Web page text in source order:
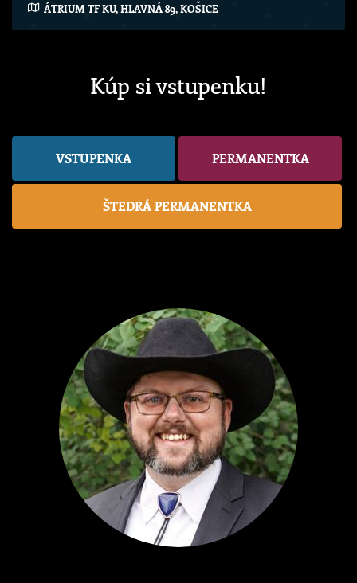
ÁTRIUM TF KU, HLAVNÁ 89, KOŠICE
Kúp si vstupenku!
VSTUPENKA PERMANENTKA
ŠTEDRÁ PERMANENTKA